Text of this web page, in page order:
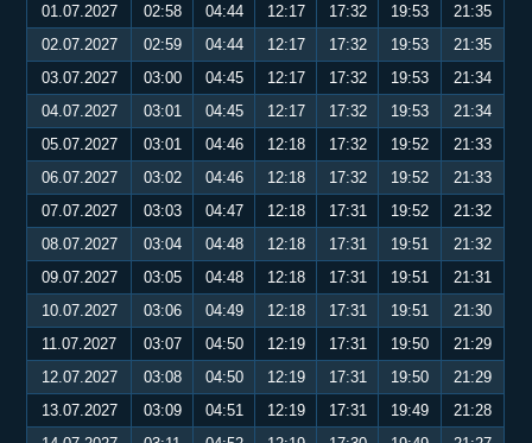
01.07.2027
02:58 04:44 12:17 17:32 19:53
21:35
02.07.2027
02:59 04:44 12:17 17:32 19:53
21:35
03.07.2027
03:00 04:45 12:17 17:32 19:53
21:34
04.07.2027
03:01 04:45 12:17 17:32 19:53
21:34
05.07.2027
03:01 04:46 12:18 17:32 19:52
21:33
06.07.2027
03:02 04:46 12:18 17:32 19:52
21:33
07.07.2027
03:03 04:47 12:18 17:31 19:52
21:32
08.07.2027
03:04 04:48 12:18 17:31 19:51
21:32
09.07.2027
03:05 04:48 12:18 17:31 19:51
21:31
10.07.2027
03:06 04:49 12:18 17:31 19:51
21:30
11.07.2027
03:07 04:50 12:19 17:31 19:50
21:29
12.07.2027
03:08 04:50 12:19 17:31 19:50
21:29
13.07.2027
03:09 04:51 12:19 17:31 19:49
21:28